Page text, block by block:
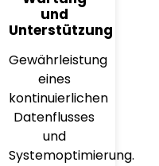
und
Unterstützung
Gewährleistung
eines
kontinuierlichen
Datenflusses
und
Systemoptimierung.